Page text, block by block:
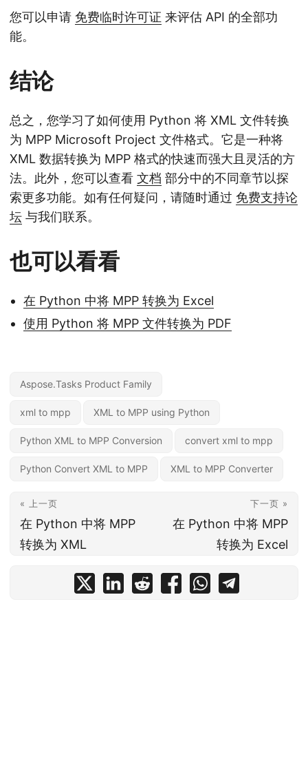
您可以申请 免费临时许可证 来评估 API 的全部功
能。
结论
总之，您学习了如何使用 Python 将 XML 文件转换
为 MPP Microsoft Project 文件格式。它是一种将
XML 数据转换为 MPP 格式的快速而强大且灵活的方
法。此外，您可以查看 文档 部分中的不同章节以探
索更多功能。如有任何疑问，请随时通过 免费支持论
坛 与我们联系。
也可以看看
在 Python 中将 MPP 转换为 Excel
使用 Python 将 MPP 文件转换为 PDF
Aspose.Tasks Product Family
xml to mpp XML to MPP using Python
Python XML to MPP Conversion convert xml to mpp
Python Convert XML to MPP XML to MPP Converter
« 上一页
在 Python 中将 MPP
转换为 XML
下一页 »
在 Python 中将 MPP
转换为 Excel